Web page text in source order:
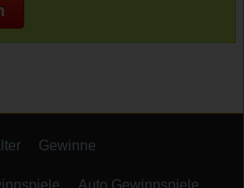
Gewinne
Auto Gewinnspiele